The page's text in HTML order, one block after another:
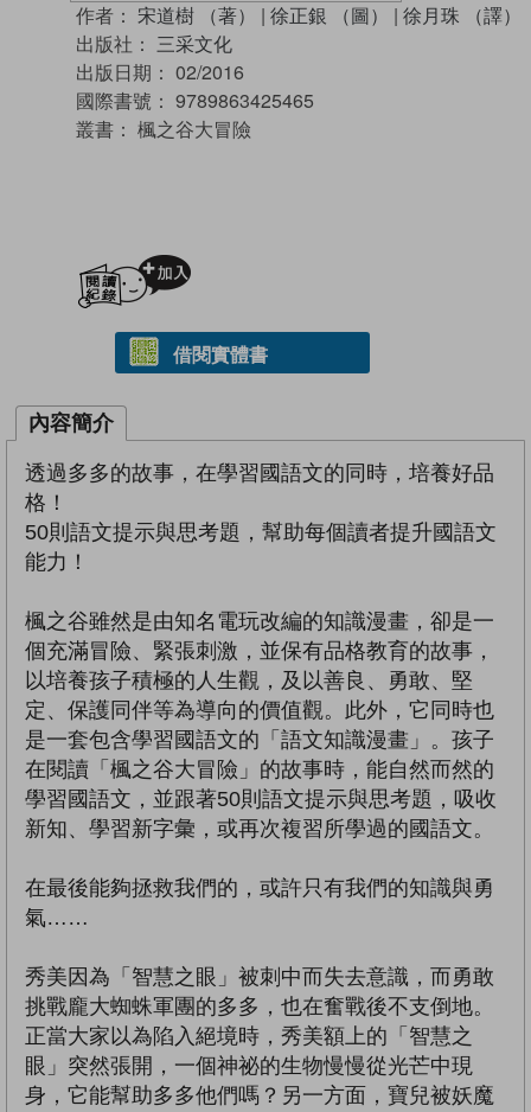
作者： 宋道樹 （著） | 徐正銀 （圖） | 徐月珠 （譯）
出版社： 三采文化
出版日期： 02/2016
國際書號： 9789863425465
叢書： 楓之谷大冒險
借閱實體書
內容簡介
透過多多的故事，在學習國語文的同時，培養好品
格！
50則語文提示與思考題，幫助每個讀者提升國語文
能力！
楓之谷雖然是由知名電玩改編的知識漫畫，卻是一
個充滿冒險、緊張刺激，並保有品格教育的故事，
以培養孩子積極的人生觀，及以善良、勇敢、堅
定、保護同伴等為導向的價值觀。此外，它同時也
是一套包含學習國語文的「語文知識漫畫」。孩子
在閱讀「楓之谷大冒險」的故事時，能自然而然的
學習國語文，並跟著50則語文提示與思考題，吸收
新知、學習新字彙，或再次複習所學過的國語文。
在最後能夠拯救我們的，或許只有我們的知識與勇
氣……
秀美因為「智慧之眼」被刺中而失去意識，而勇敢
挑戰龐大蜘蛛軍團的多多，也在奮戰後不支倒地。
正當大家以為陷入絕境時，秀美額上的「智慧之
眼」突然張開，一個神祕的生物慢慢從光芒中現
身，它能幫助多多他們嗎？另一方面，寶兒被妖魔